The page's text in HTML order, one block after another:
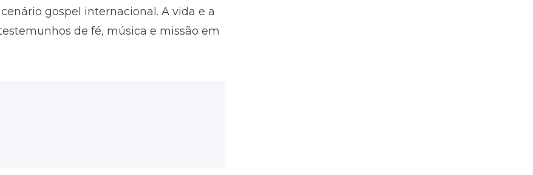
gospel internacional. A vida e a
de fé, música e missão em